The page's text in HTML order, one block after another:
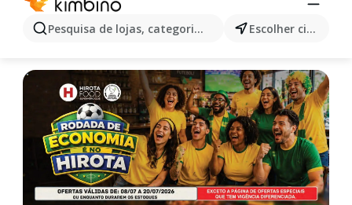
Pesquisa de lojas, categorias,produtos... Escolher cidade